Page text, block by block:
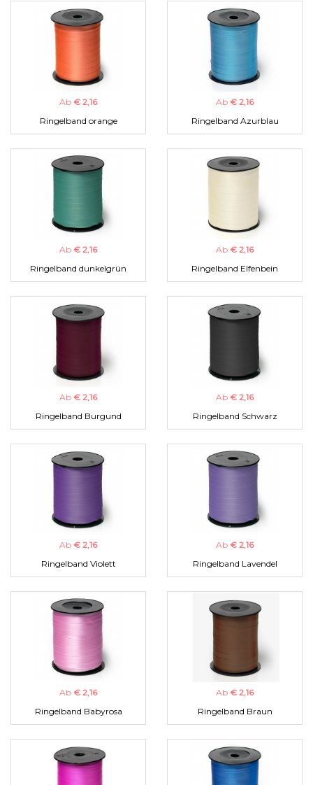
Ab € 2,16
Ringelband orange
Ab € 2,16
Ringelband Azurblau
Ab € 2,16
Ringelband dunkelgrün
Ab € 2,16
Ringelband Elfenbein
Ab € 2,16
Ringelband Burgund
Ab € 2,16
Ringelband Schwarz
Ab € 2,16
Ringelband Violett
Ab € 2,16
Ringelband Lavendel
Ab € 2,16
Ringelband Babyrosa
Ab € 2,16
Ringelband Braun